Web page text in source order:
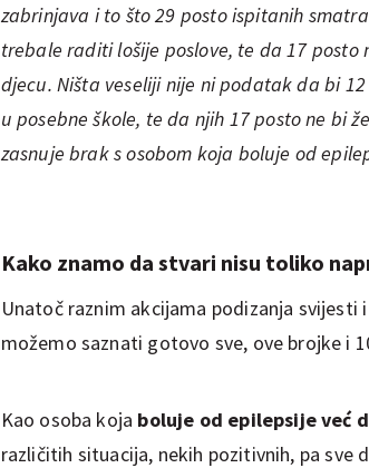
zabrinjava i to što 29 posto ispitanih
trebale raditi lošije poslove, te da 17
djecu. Ništa veseliji nije ni podatak da bi
u posebne škole, te da njih 17 posto ne bi
zasnuje brak s osobom koja boluje od
Kako znamo da stvari nisu toliko
Unatoč raznim akcijama podizanja
možemo saznati gotovo sve, ove brojke i
Kao osoba koja boluje od epilepsije već
različitih situacija, nekih pozitivnih, pa sve